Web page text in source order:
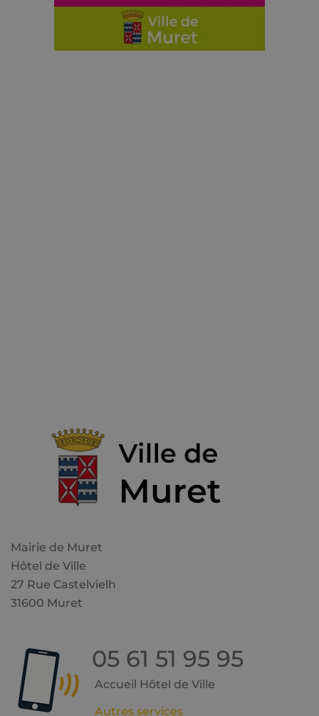
Mairie de Muret
Hôtel de Ville
27 Rue Castelvielh
31600 Muret
05 61 51 95 95
Accueil Hôtel de Ville
Autres services